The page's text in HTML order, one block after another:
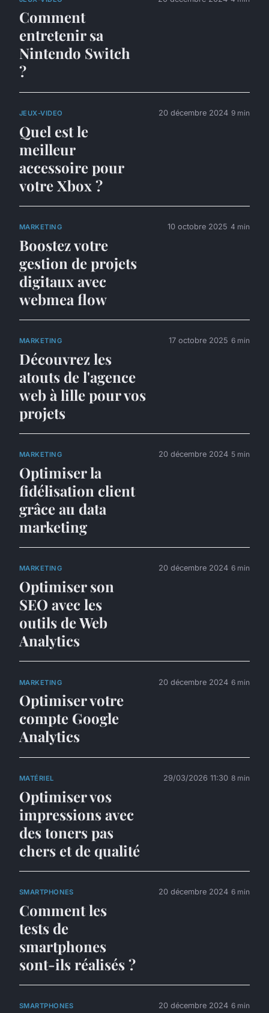
Comment
entretenir sa
Nintendo Switch
?
JEUX-VIDEO
Quel est le
meilleur
accessoire pour
votre Xbox ?
20 décembre 2024 9 min
MARKETING
Boostez votre
gestion de projets
digitaux avec
webmea flow
10 octobre 2025 4 min
MARKETING
Découvrez les
atouts de l'agence
web à lille pour vos
projets
17 octobre 2025 6 min
MARKETING
Optimiser la
fidélisation client
grâce au data
marketing
20 décembre 2024 5 min
MARKETING
Optimiser son
SEO avec les
outils de Web
Analytics
20 décembre 2024 6 min
MARKETING
Optimiser votre
compte Google
Analytics
20 décembre 2024 6 min
MATÉRIEL
Optimiser vos
impressions avec
des toners pas
chers et de qualité
29/03/2026 11:30 8 min
SMARTPHONES
Comment les
tests de
smartphones
sont-ils réalisés ?
20 décembre 2024 6 min
SMARTPHONES 20 décembre 2024 6 min